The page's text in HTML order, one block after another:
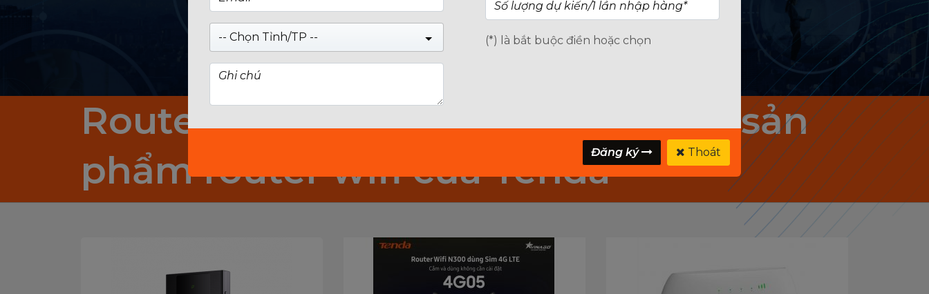
Routers/ Bộ Phát Wifi Tenda - Các sản
phẩm router wifi của Tenda
-- Chọn Tỉnh/TP -- (*) là bắt buộc điền hoặc chọn
Đăng ký Thoát